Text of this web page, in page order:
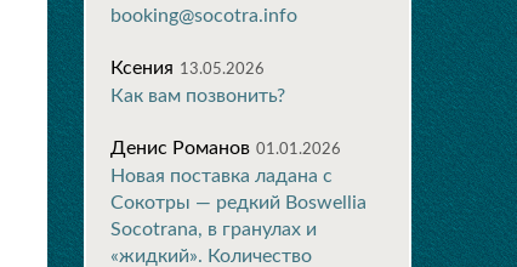
booking@socotra.info
Ксения 13.05.2026
Как вам позвонить?
Денис Романов 01.01.2026
Новая поставка ладана с
Сокотры — редкий Boswellia
Socotrana, в гранулах и
«жидкий». Количество